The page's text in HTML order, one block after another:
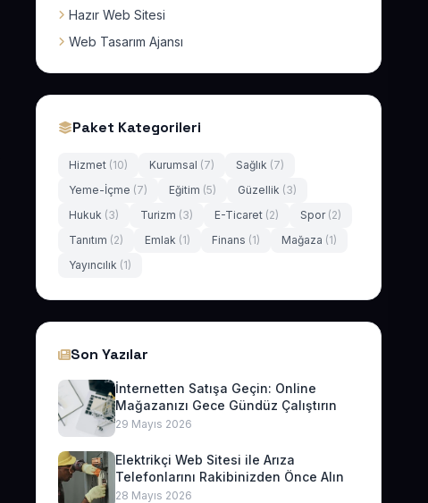
Hazır Web Sitesi
Web Tasarım Ajansı
Paket Kategorileri
Hizmet (10) Kurumsal (7) Sağlık (7)
Yeme-İçme (7) Eğitim (5) Güzellik (3)
Hukuk (3) Turizm (3) E-Ticaret (2) Spor (2)
Tanıtım (2) Emlak (1) Finans (1) Mağaza (1)
Yayıncılık (1)
Son Yazılar
İnternetten Satışa Geçin: Online
Mağazanızı Gece Gündüz Çalıştırın
29 Mayıs 2026
Elektrikçi Web Sitesi ile Arıza
Telefonlarını Rakibinizden Önce Alın
28 Mayıs 2026